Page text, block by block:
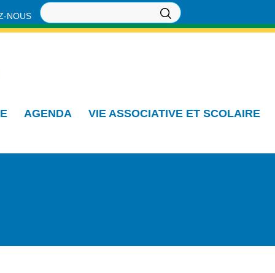
NOUS
AGENDA VIE ASSOCIATIVE ET SCOLAIRE